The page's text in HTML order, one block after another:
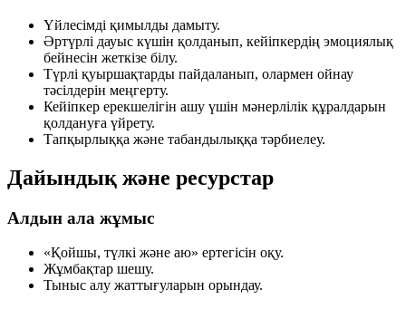
Үйлесімді қимылды дамыту.
Әртүрлі дауыс күшін қолданып, кейіпкердің эмоциялық
бейнесін жеткізе білу.
Түрлі қуыршақтарды пайдаланып, олармен ойнау
тәсілдерін меңгерту.
Кейіпкер ерекшелігін ашу үшін мәнерлілік құралдарын
қолдануға үйрету.
Тапқырлыққа және табандылыққа тәрбиелеу.
Дайындық және ресурстар
Алдын ала жұмыс
«Қойшы, түлкі және аю» ертегісін оқу.
Жұмбақтар шешу.
Тыныс алу жаттығуларын орындау.